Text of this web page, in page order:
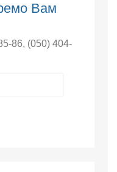
Вам
86, (050) 404-